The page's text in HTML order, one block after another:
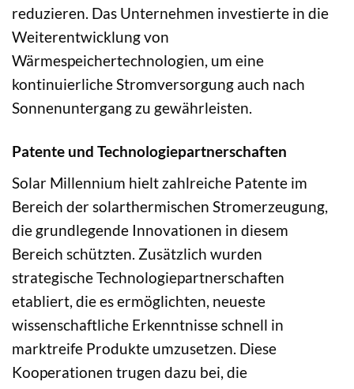
reduzieren. Das Unternehmen investierte in die
Weiterentwicklung von
Wärmespeichertechnologien, um eine
kontinuierliche Stromversorgung auch nach
Sonnenuntergang zu gewährleisten.
Patente und Technologiepartnerschaften
Solar Millennium hielt zahlreiche Patente im
Bereich der solarthermischen Stromerzeugung,
die grundlegende Innovationen in diesem
Bereich schützten. Zusätzlich wurden
strategische Technologiepartnerschaften
etabliert, die es ermöglichten, neueste
wissenschaftliche Erkenntnisse schnell in
marktreife Produkte umzusetzen. Diese
Kooperationen trugen dazu bei, die